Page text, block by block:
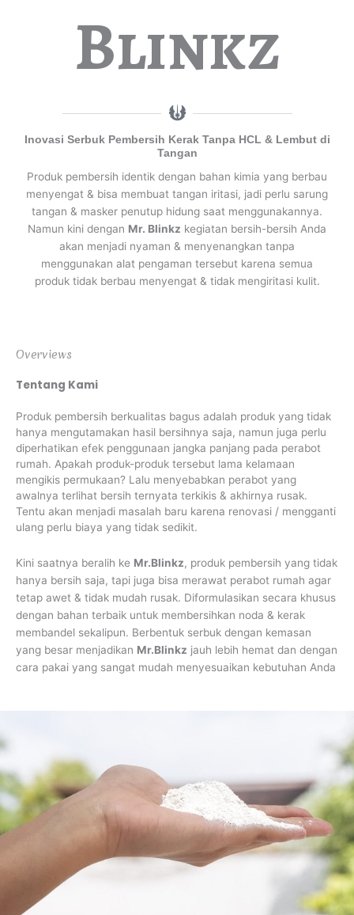
Blinkz
Inovasi Serbuk Pembersih Kerak Tanpa HCL & Lembut di
Tangan
Produk pembersih identik dengan bahan kimia yang berbau
menyengat & bisa membuat tangan iritasi, jadi perlu sarung
tangan & masker penutup hidung saat menggunakannya.
Namun kini dengan Mr. Blinkz kegiatan bersih-bersih Anda
akan menjadi nyaman & menyenangkan tanpa
menggunakan alat pengaman tersebut karena semua
produk tidak berbau menyengat & tidak mengiritasi kulit.
Overviews
Tentang Kami
Produk pembersih berkualitas bagus adalah produk yang tidak
hanya mengutamakan hasil bersihnya saja, namun juga perlu
diperhatikan efek penggunaan jangka panjang pada perabot
rumah. Apakah produk-produk tersebut lama kelamaan
mengikis permukaan? Lalu menyebabkan perabot yang
awalnya terlihat bersih ternyata terkikis & akhirnya rusak.
Tentu akan menjadi masalah baru karena renovasi / mengganti
ulang perlu biaya yang tidak sedikit.
Kini saatnya beralih ke Mr.Blinkz, produk pembersih yang tidak
hanya bersih saja, tapi juga bisa merawat perabot rumah agar
tetap awet & tidak mudah rusak. Diformulasikan secara khusus
dengan bahan terbaik untuk membersihkan noda & kerak
membandel sekalipun. Berbentuk serbuk dengan kemasan
yang besar menjadikan Mr.Blinkz jauh lebih hemat dan dengan
cara pakai yang sangat mudah menyesuaikan kebutuhan Anda